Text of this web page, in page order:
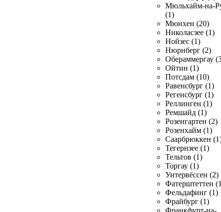
Мюльхайм-на-
(1)
Мюнхен (20)
Николасзее (1)
Нойзес (1)
Нюрнберг (2)
Обераммергау
Ойтин (1)
Потсдам (10)
Равенсбург (1)
Регенсбург (1)
Реллинген (1)
Ремшайд (1)
Розенгартен (2)
Розенхайм (1)
Саарбрюккен
Тегернзее (1)
Тельтов (1)
Торгау (1)
Унтервёссен (2)
Фатерштеттен
Фельдафинг (1)
Фрайбург (1)
Франкфурт-на-